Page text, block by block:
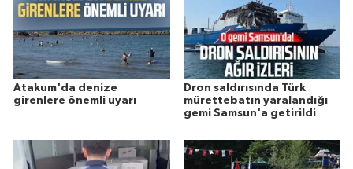
Atakum'da denize
girenlere önemli uyarı
Dron saldırısında Türk
mürettebatın yaralandığı
gemi Samsun'a getirildi